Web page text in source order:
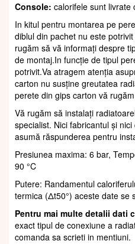
Console: calorifele sunt livrate
In kitul pentru montarea pe
diblul din pachet nu este
rugăm să vă informați despre
de montaj.In funcție de tipul
potrivit.Va atragem atenția
carton nu susține greutatea
perete din gips carton vă
Vă rugăm să instalați
specialist. Nici fabricantul și
asumă răspunderea pentru
Presiunea maxima: 6 bar,
90 °C
Putere: Randamentul
termica (Δt50°) aceste date se
Pentru mai multe detalii dati
exact tipul de conexiune a
comanda sa scrieti in mentiuni.